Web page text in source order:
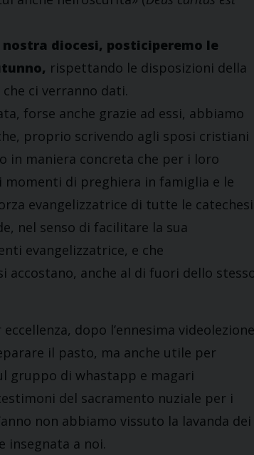
diocesi, posticiperemo le
rispettando le disposizioni della
ci verranno dati.
forse anche grazie ad essi, abbiamo
proprio scrivendo agli sposi cristiani
in maniera concreta che per i loro
di preghiera in famiglia e le
evangelizzatrice di tutte le catechesi
nel senso di facilitare la sua
evangelizzatrice, e che
anche al di fuori dello
dopo l’ennesima videolezione
il pasto, ma anche utile per
gruppo di whastapp e magari
del sacramento nuziale per i
non abbiamo vissuto la lavanda dei
insegnata a noi.